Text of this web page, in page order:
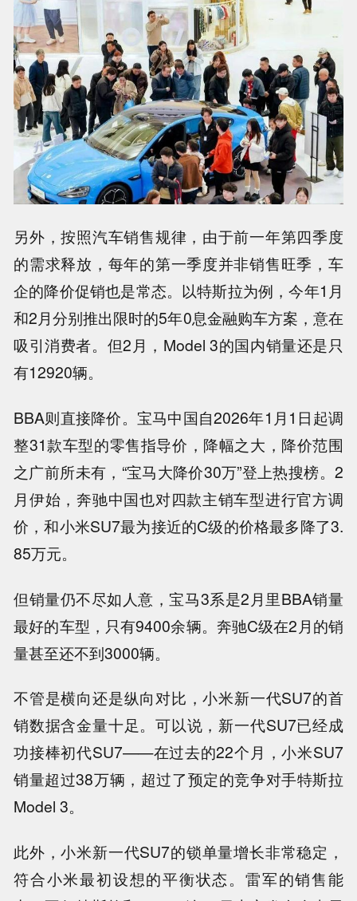
另外，按照汽车销售规律，由于前一年第四季度
的需求释放，每年的第一季度并非销售旺季，车
企的降价促销也是常态。以特斯拉为例，今年1月
和2月分别推出限时的5年0息金融购车方案，意在
吸引消费者。但2月，Model 3的国内销量还是只
有12920辆。
BBA则直接降价。宝马中国自2026年1月1日起调
整31款车型的零售指导价，降幅之大，降价范围
之广前所未有，“宝马大降价30万”登上热搜榜。2
月伊始，奔驰中国也对四款主销车型进行官方调
价，和小米SU7最为接近的C级的价格最多降了3.
85万元。
但销量仍不尽如人意，宝马3系是2月里BBA销量
最好的车型，只有9400余辆。奔驰C级在2月的销
量甚至还不到3000辆。
不管是横向还是纵向对比，小米新一代SU7的首
销数据含金量十足。可以说，新一代SU7已经成
功接棒初代SU7——在过去的22个月，小米SU7
销量超过38万辆，超过了预定的竞争对手特斯拉
Model 3。
此外，小米新一代SU7的锁单量增长非常稳定，
符合小米最初设想的平衡状态。雷军的销售能